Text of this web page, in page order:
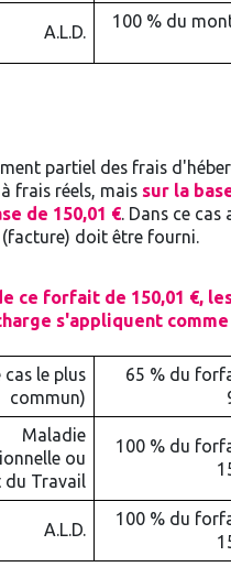
A.L.D.
100 % du
partiel des frais
frais réels, mais sur la
de 150,01 €. Dans ce cas
doit être fourni.
ce forfait de 150,01 €,
s'appliquent
le plus
commun)
65 % du
Maladie
ou
du Travail
100 % du
A.L.D.
100 % du